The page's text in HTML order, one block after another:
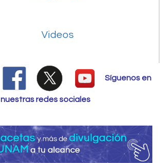
Videos
Síguenos en
nuestras redes sociales